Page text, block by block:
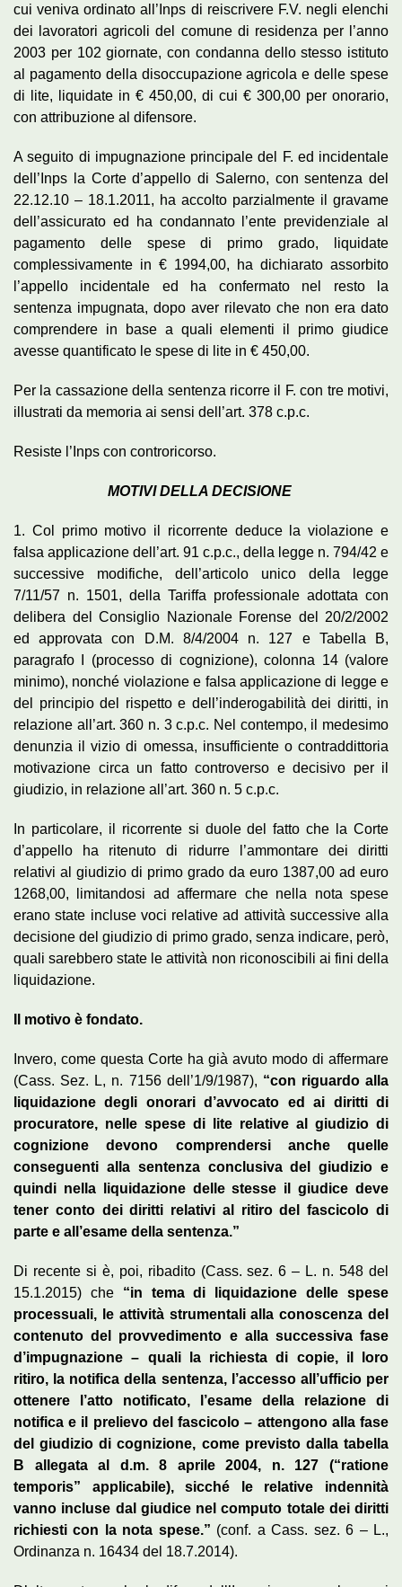
cui veniva ordinato all’Inps di reiscrivere F.V. negli elenchi
dei lavoratori agricoli del comune di residenza per l’anno
2003 per 102 giornate, con condanna dello stesso istituto
al pagamento della disoccupazione agricola e delle spese
di lite, liquidate in € 450,00, di cui € 300,00 per onorario,
con attribuzione al difensore.
A seguito di impugnazione principale del F. ed incidentale
dell’Inps la Corte d’appello di Salerno, con sentenza del
22.12.10 – 18.1.2011, ha accolto parzialmente il gravame
dell’assicurato ed ha condannato l’ente previdenziale al
pagamento delle spese di primo grado, liquidate
complessivamente in € 1994,00, ha dichiarato assorbito
l’appello incidentale ed ha confermato nel resto la
sentenza impugnata, dopo aver rilevato che non era dato
comprendere in base a quali elementi il primo giudice
avesse quantificato le spese di lite in € 450,00.
Per la cassazione della sentenza ricorre il F. con tre motivi,
illustrati da memoria ai sensi dell’art. 378 c.p.c.
Resiste l’Inps con controricorso.
MOTIVI DELLA DECISIONE
1. Col primo motivo il ricorrente deduce la violazione e
falsa applicazione dell’art. 91 c.p.c., della legge n. 794/42 e
successive modifiche, dell’articolo unico della legge
7/11/57 n. 1501, della Tariffa professionale adottata con
delibera del Consiglio Nazionale Forense del 20/2/2002
ed approvata con D.M. 8/4/2004 n. 127 e Tabella B,
paragrafo I (processo di cognizione), colonna 14 (valore
minimo), nonché violazione e falsa applicazione di legge e
del principio del rispetto e dell’inderogabilità dei diritti, in
relazione all’art. 360 n. 3 c.p.c. Nel contempo, il medesimo
denunzia il vizio di omessa, insufficiente o contraddittoria
motivazione circa un fatto controverso e decisivo per il
giudizio, in relazione all’art. 360 n. 5 c.p.c.
In particolare, il ricorrente si duole del fatto che la Corte
d’appello ha ritenuto di ridurre l’ammontare dei diritti
relativi al giudizio di primo grado da euro 1387,00 ad euro
1268,00, limitandosi ad affermare che nella nota spese
erano state incluse voci relative ad attività successive alla
decisione del giudizio di primo grado, senza indicare, però,
quali sarebbero state le attività non riconoscibili ai fini della
liquidazione.
Il motivo è fondato.
Invero, come questa Corte ha già avuto modo di affermare
(Cass. Sez. L, n. 7156 dell’1/9/1987), “con riguardo alla
liquidazione degli onorari d’avvocato ed ai diritti di
procuratore, nelle spese di lite relative al giudizio di
cognizione devono comprendersi anche quelle
conseguenti alla sentenza conclusiva del giudizio e
quindi nella liquidazione delle stesse il giudice deve
tener conto dei diritti relativi al ritiro del fascicolo di
parte e all’esame della sentenza.”
Di recente si è, poi, ribadito (Cass. sez. 6 – L. n. 548 del
15.1.2015) che “in tema di liquidazione delle spese
processuali, le attività strumentali alla conoscenza del
contenuto del provvedimento e alla successiva fase
d’impugnazione – quali la richiesta di copie, il loro
ritiro, la notifica della sentenza, l’accesso all’ufficio per
ottenere l’atto notificato, l’esame della relazione di
notifica e il prelievo del fascicolo – attengono alla fase
del giudizio di cognizione, come previsto dalla tabella
B allegata al d.m. 8 aprile 2004, n. 127 (“ratione
temporis” applicabile), sicché le relative indennità
vanno incluse dal giudice nel computo totale dei diritti
richiesti con la nota spese.” (conf. a Cass. sez. 6 – L.,
Ordinanza n. 16434 del 18.7.2014).